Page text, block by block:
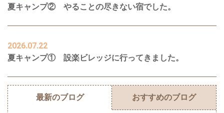
夏キャンプ② やることの尽きない宿でした。
2026.07.22
夏キャンプ① 設楽ビレッジに行ってきました。
最新のブログ おすすめのブログ